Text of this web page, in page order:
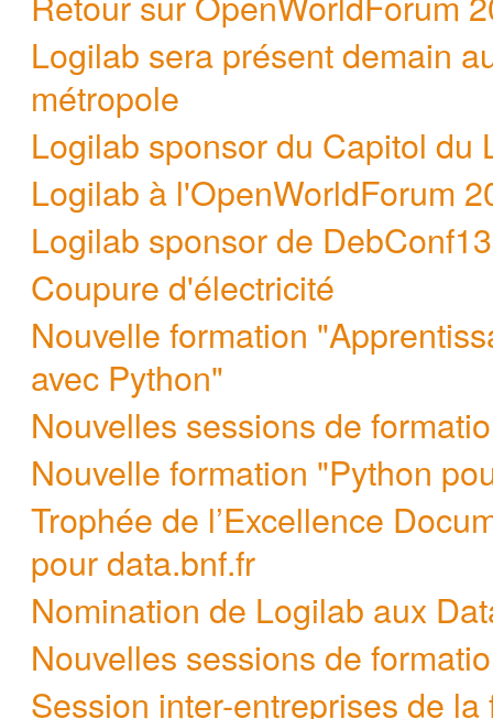
Logilab sera présent demain
métropole
Logilab sponsor du Capitol du
Logilab à l'OpenWorldForum
Logilab sponsor de DebConf13
Coupure d'électricité
Nouvelle formation
avec Python"
Nouvelles sessions de
Nouvelle formation "Python
Trophée de l’Excellence
pour data.bnf.fr
Nomination de Logilab aux
Nouvelles sessions de
Session inter-entreprises de